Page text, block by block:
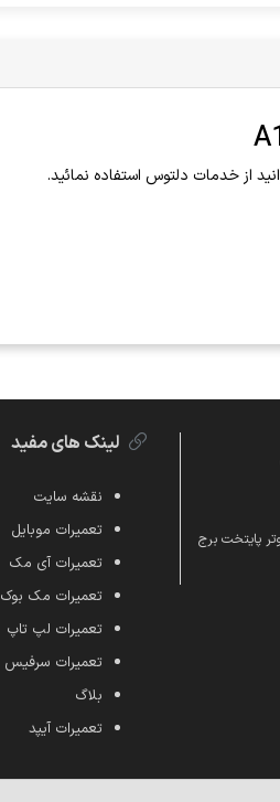
از خدمات دلتوس استفاده نمائيد.
پایتخت برج
لینک های مفید
نقشه سایت
تعمیرات موبایل
تعمیرات آی مک
تعمیرات مک بوک
تعمیرات لپ تاپ
تعمیرات سرفیس
بلاگ
تعمیرات آیپد